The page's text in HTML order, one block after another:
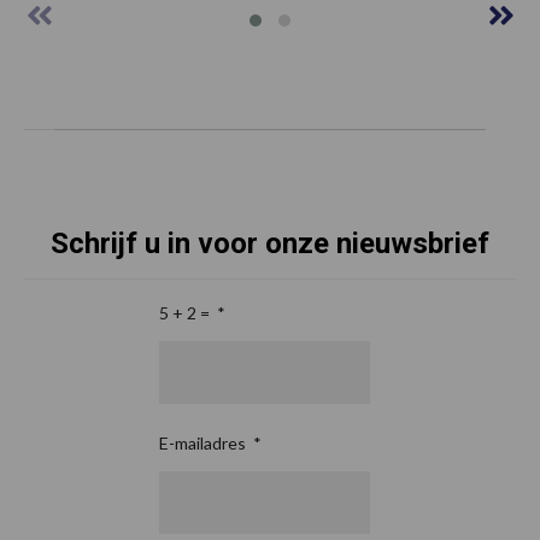
Schrijf u in voor onze nieuwsbrief
5 + 2 = *
E-mailadres *